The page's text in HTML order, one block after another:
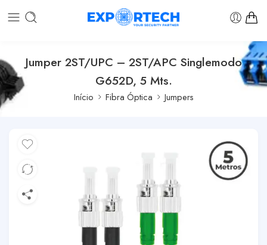
Jumper 2ST/UPC – 2ST/APC Singlemodo
G652D, 5 Mts.
Início Fibra Óptica Jumpers